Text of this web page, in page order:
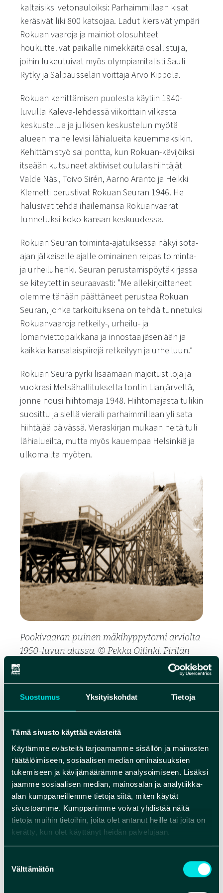
Suostumus Yksityiskohdat Tietoja
Tämä sivusto käyttää evästeitä
Käytämme evästeitä tarjoamamme sisällön ja mainosten
räätälöimiseen, sosiaalisen median ominaisuuksien
tukemiseen ja kävijämäärämme analysoimiseen. Lisäksi
jaamme sosiaalisen median, mainosalan ja analytiikka-
alan kumppaneillemme tietoja siitä, miten käytät
sivustoamme. Kumppanimme voivat yhdistää näitä
tietoja muihin tietoihin, joita olet antanut heille tai joita on
kerätty, kun olet käyttänyt heidän palvelujaan.
valinta
Välttämätön
kaltaisiksi vetonauloiksi: Parhaimmillaan kisat
keräsivät liki 800 katsojaa. Ladut kiersivät ympäri
Rokuan vaaroja ja mainiot olosuhteet
houkuttelivat paikalle nimekkäitä osallistujia,
joihin lukeutuivat myös olympiamitalisti Sauli
Rytky ja Salpausselän voittaja Arvo Kippola.
Rokuan kehittämisen puolesta käytiin 1940-
luvulla Kaleva-lehdessä viikoittain vilkasta
keskustelua ja julkisen keskustelun myötä
alueen maine levisi lähialueita kauemmaksikin.
Kehittämistyö sai pontta, kun Rokuan-kävijöiksi
itseään kutsuneet aktiiviset oululaishiihtäjät
Valde Näsi, Toivo Sirén, Aarno Aranto ja Heikki
Klemetti perustivat Rokuan Seuran 1946. He
halusivat tehdä ihailemansa Rokuanvaarat
tunnetuksi koko kansan keskuudessa.
Rokuan Seuran toiminta-ajatuksessa näkyi sota-
ajan jälkeiselle ajalle ominainen reipas toiminta-
ja urheiluhenki. Seuran perustamispöytäkirjassa
se kiteytettiin seuraavasti: ”Me allekirjoittaneet
olemme tänään päättäneet perustaa Rokuan
Seuran, jonka tarkoituksena on tehdä tunnetuksi
Rokuanvaaroja retkeily-, urheilu- ja
lomanviettopaikkana ja innostaa jäseniään ja
kaikkia kansalaispiirejä retkeilyyn ja urheiluun.”
Rokuan Seura pyrki lisäämään majoitustiloja ja
vuokrasi Metsähallitukselta tontin Lianjärveltä,
jonne nousi hiihtomaja 1948. Hiihtomajasta tulikin
suosittu ja siellä vieraili parhaimmillaan yli sata
hiihtäjää päivässä. Vieraskirjan mukaan heitä tuli
lähialueilta, mutta myös kauempaa Helsinkiä ja
ulkomailta myöten.
Pookivaaran puinen mäkihyppytorni arviolta
1950-luvun alussa. © Pekka Oilinki. Pirilän
Köyhien tunturit saivat
hyppyrimäen
Oululaisilta hiihtäjiltä Rokua sai myös 1950-
luvulla tunnetuksi tulleen lempinimensä
Köyhien tunturit, jolla viitattiin siihen, että
paikalle ehdittiin nopeasti työviikon ohessa.
Vaikka nimen voisi ajatella olevan loukkaava, oli
se ennen kaikkea kunnianosoitus komeille
vaaroille.
Rokualle, jonne hän oli päätynyt kaivattuaan